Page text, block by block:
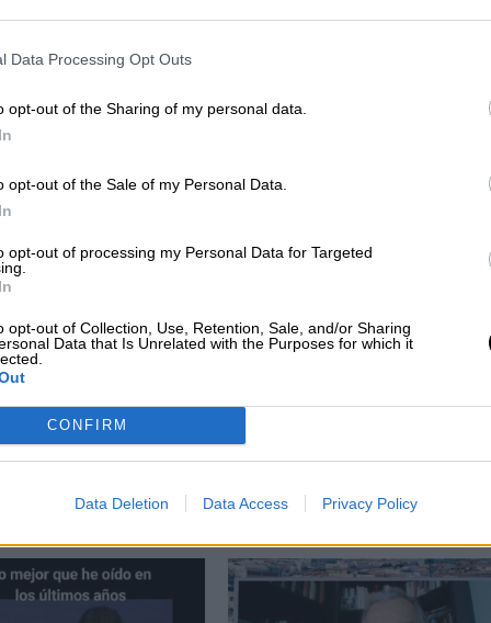
Data Processing Opt Outs
opt-out of the Sharing of my personal data.
opt-out of the Sale of my Personal Data.
opt-out of processing my Personal Data for Targeted
opt-out of Collection, Use, Retention, Sale, and/or Sharing
Data that Is Unrelated with the Purposes for which it
CONFIRM
Data Deletion Data Access Privacy Policy
RELACIONADAS
SEGMENTO VENEZUELA | Primer
análisis